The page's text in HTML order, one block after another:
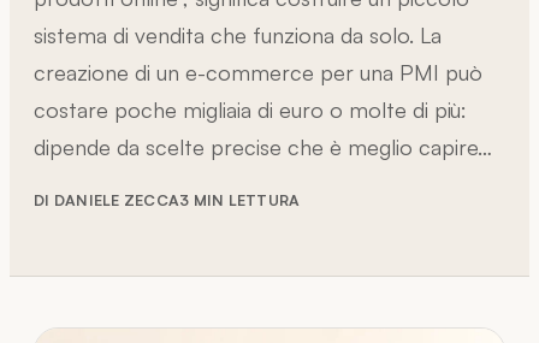
sistema di vendita che funziona da solo. La
creazione di un e-commerce per una PMI può
costare poche migliaia di euro o molte di più:
dipende da scelte precise che è meglio capire…
DI DANIELE ZECCA3 MIN LETTURA